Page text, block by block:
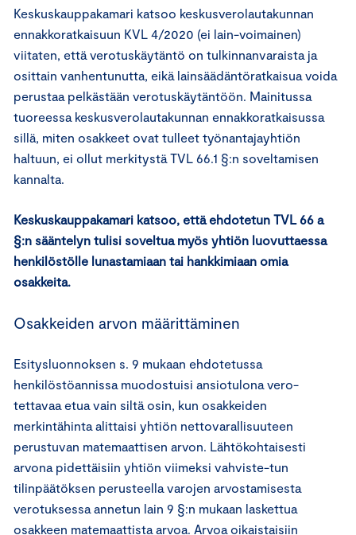
Keskuskauppakamari katsoo keskusverolautakunnan
ennakkoratkaisuun KVL 4/2020 (ei lain-voimainen)
viitaten, että verotuskäytäntö on tulkinnanvaraista ja
osittain vanhentunutta, eikä lainsäädäntöratkaisua voida
perustaa pelkästään verotuskäytäntöön. Mainitussa
tuoreessa keskusverolautakunnan ennakkoratkaisussa
sillä, miten osakkeet ovat tulleet työnantajayhtiön
haltuun, ei ollut merkitystä TVL 66.1 §:n soveltamisen
kannalta.
Keskuskauppakamari katsoo, että ehdotetun TVL 66 a
§:n sääntelyn tulisi soveltua myös yhtiön luovuttaessa
henkilöstölle lunastamiaan tai hankkimiaan omia
osakkeita.
Osakkeiden arvon määrittäminen
Esitysluonnoksen s. 9 mukaan ehdotetussa
henkilöstöannissa muodostuisi ansiotulona vero-
tettavaa etua vain siltä osin, kun osakkeiden
merkintähinta alittaisi yhtiön nettovarallisuuteen
perustuvan matemaattisen arvon. Lähtökohtaisesti
arvona pidettäisiin yhtiön viimeksi vahviste-tun
tilinpäätöksen perusteella varojen arvostamisesta
verotuksessa annetun lain 9 §:n mukaan laskettua
osakkeen matemaattista arvoa. Arvoa oikaistaisiin